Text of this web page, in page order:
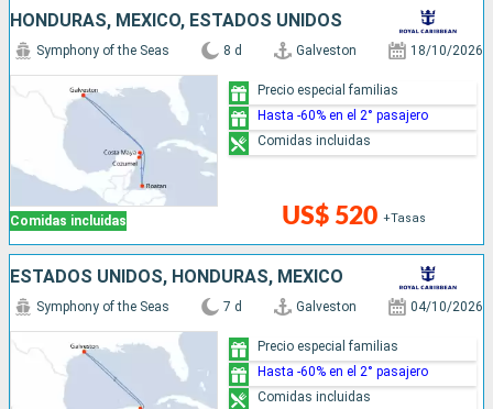
HONDURAS, MÉXICO, ESTADOS UNIDOS
Comidas incluidas
Symphony of the Seas 8 d Galveston 18/10/2026
US$ 520 +Tasas
Precio especial familias
Hasta -60% en el 2° pasajero
Comidas incluidas
ESTADOS UNIDOS, HONDURAS, MÉXICO
Symphony of the Seas 7 d Galveston 04/10/2026
Precio especial familias
Hasta -60% en el 2° pasajero
Comidas incluidas